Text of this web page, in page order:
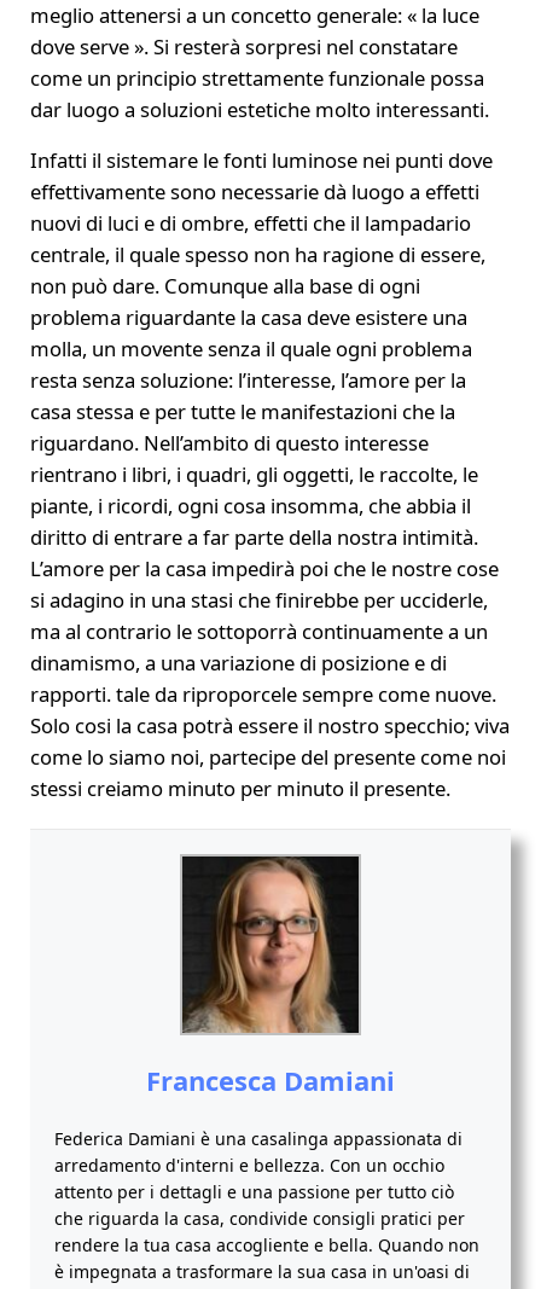
meglio attenersi a un concetto generale: « la luce
dove serve ». Si resterà sorpresi nel constatare
come un principio strettamente funzionale possa
dar luogo a soluzioni estetiche molto interessanti.
Infatti il sistemare le fonti luminose nei punti dove
effettivamente sono necessarie dà luogo a effetti
nuovi di luci e di ombre, effetti che il lampadario
centrale, il quale spesso non ha ragione di essere,
non può dare. Comunque alla base di ogni
problema riguardante la casa deve esistere una
molla, un movente senza il quale ogni problema
resta senza soluzione: l’interesse, l’amore per la
casa stessa e per tutte le manifestazioni che la
riguardano. Nell’ambito di questo interesse
rientrano i libri, i quadri, gli oggetti, le raccolte, le
piante, i ricordi, ogni cosa insomma, che abbia il
diritto di entrare a far parte della nostra intimità.
L’amore per la casa impedirà poi che le nostre cose
si adagino in una stasi che finirebbe per ucciderle,
ma al contrario le sottoporrà continuamente a un
dinamismo, a una variazione di posizione e di
rapporti. tale da riproporcele sempre come nuove.
Solo cosi la casa potrà essere il nostro specchio; viva
come lo siamo noi, partecipe del presente come noi
stessi creiamo minuto per minuto il presente.
Francesca Damiani
Federica Damiani è una casalinga appassionata di
arredamento d'interni e bellezza. Con un occhio
attento per i dettagli e una passione per tutto ciò
che riguarda la casa, condivide consigli pratici per
rendere la tua casa accogliente e bella. Quando non
è impegnata a trasformare la sua casa in un'oasi di